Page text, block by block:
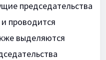
председательства
проводится
выделяются